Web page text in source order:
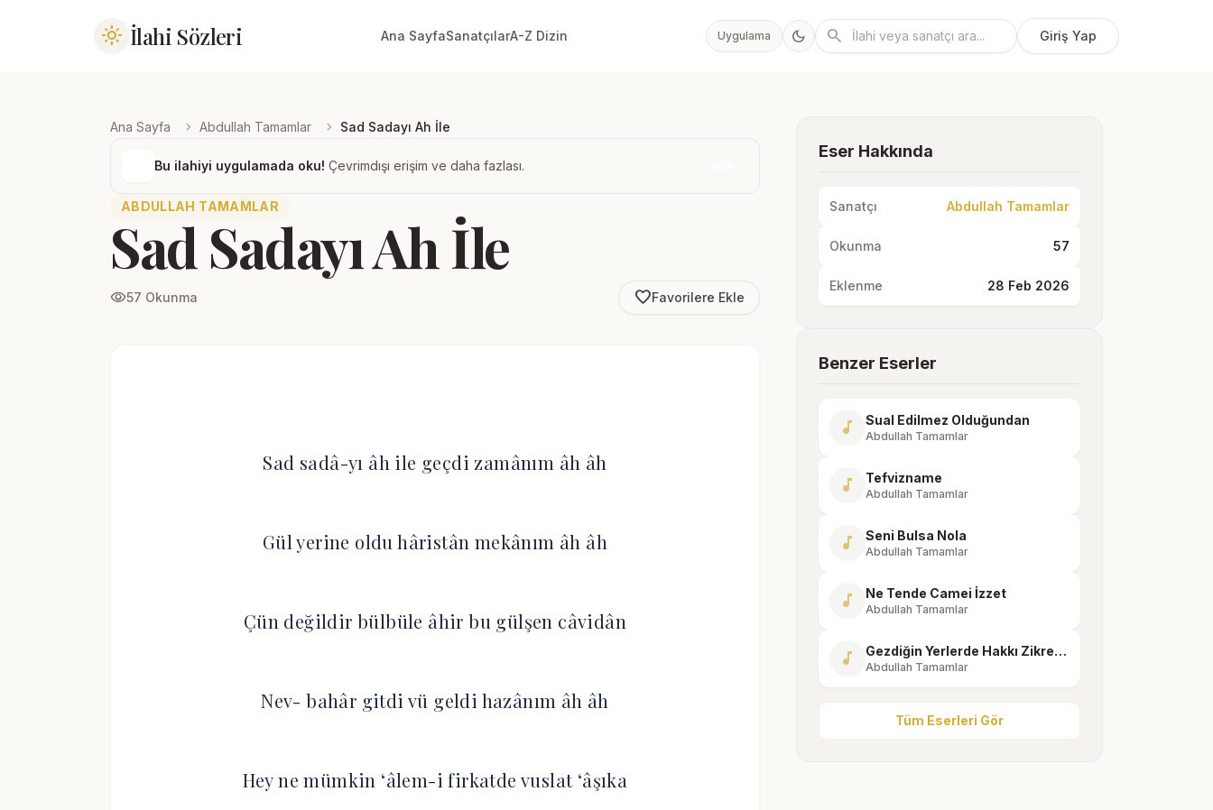
light_mode İlahi Sözleri Ana SayfaSanatçılarA-Z Dizin Uygulama dark_mode search Giriş Yap
Ana Sayfa chevron_right Abdullah Tamamlar chevron_right Sad Sadayı Ah İle
Bu ilahiyi uygulamada oku! Çevrimdışı erişim ve daha fazlası.
ABDULLAH TAMAMLAR
Sad Sadayı Ah İle
visibility57 Okunma favorite_borderFavorilere Ekle
Sad sadâ-yı âh ile geçdi zamânım âh âh
Gül yerine oldu hâristân mekânım âh âh
Çün değildir bülbüle âhir bu gülşen câvidân
Nev- bahâr gitdi vü geldi hazânım âh âh
Hey ne mümkin ‘âlem-i firkatde vuslat ‘âşıka
Eser Hakkında
Sanatçı Abdullah Tamamlar
Okunma 57
Eklenme 28 Feb 2026
Benzer Eserler
music_note Sual Edilmez Olduğundan
Abdullah Tamamlar
music_note Tefvizname
Abdullah Tamamlar
music_note Seni Bulsa Nola
Abdullah Tamamlar
music_note Ne Tende Camei İzzet
Abdullah Tamamlar
music_note Gezdiğin Yerlerde Hakkı Zikreyle
Abdullah Tamamlar
Tüm Eserleri Gör